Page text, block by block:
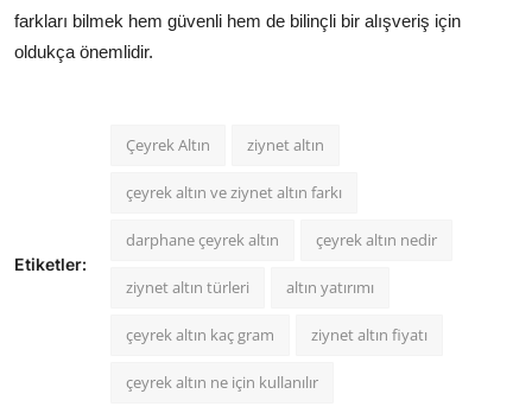
farkları bilmek hem güvenli hem de bilinçli bir alışveriş için
oldukça önemlidir.
Etiketler:
Çeyrek Altın ziynet altın
çeyrek altın ve ziynet altın farkı
darphane çeyrek altın çeyrek altın nedir
ziynet altın türleri altın yatırımı
çeyrek altın kaç gram ziynet altın fiyatı
çeyrek altın ne için kullanılır